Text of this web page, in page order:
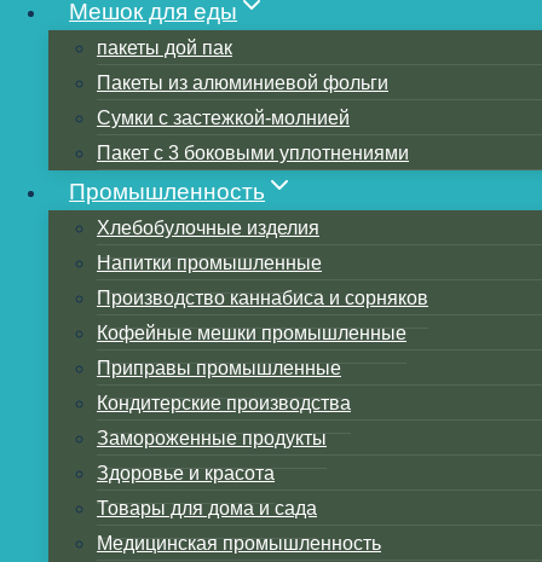
Мешок для еды
пакеты дой пак
Пакеты из алюминиевой фольги
Сумки с застежкой-молнией
Пакет с 3 боковыми уплотнениями
Промышленность
Хлебобулочные изделия
Напитки промышленные
Производство каннабиса и сорняков
Кофейные мешки промышленные
Приправы промышленные
Кондитерские производства
Замороженные продукты
Здоровье и красота
Товары для дома и сада
Медицинская промышленность